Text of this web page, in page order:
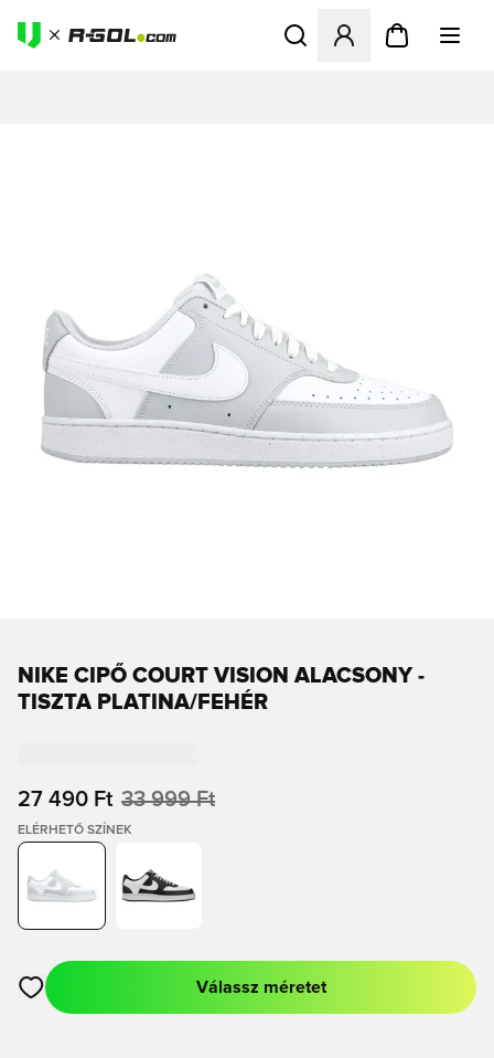
Megnyit egy modált a
NIKE CIPŐ COURT VISION ALACSONY -
TISZTA PLATINA/FEHÉR
27 490 Ft 33 999 Ft
ELÉRHETŐ SZÍNEK
Megnyit egy modált a bejelentkezéshez vagy a tagként való
Válassz méretet